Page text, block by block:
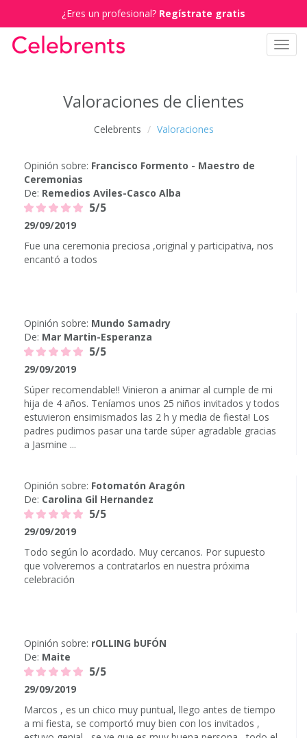
¿Eres un profesional? Regístrate gratis
Valoraciones de clientes
Celebrents Valoraciones
Opinión sobre: Francisco Formento - Maestro de
Ceremonias
De: Remedios Aviles-Casco Alba
5/5
29/09/2019
Fue una ceremonia preciosa ,original y participativa, nos
encantó a todos
Opinión sobre: Mundo Samadry
De: Mar Martin-Esperanza
5/5
29/09/2019
Súper recomendable!! Vinieron a animar al cumple de mi
hija de 4 años. Teníamos unos 25 niños invitados y todos
estuvieron ensimismados las 2 h y media de fiesta! Los
padres pudimos pasar una tarde súper agradable gracias
a Jasmine ...
Opinión sobre: Fotomatón Aragón
De: Carolina Gil Hernandez
5/5
29/09/2019
Todo según lo acordado. Muy cercanos. Por supuesto
que volveremos a contratarlos en nuestra próxima
celebración
Opinión sobre: rOLLING bUFÓN
De: Maite
5/5
29/09/2019
Marcos , es un chico muy puntual, llego antes de tiempo
a mi fiesta, se comportó muy bien con los invitados ,